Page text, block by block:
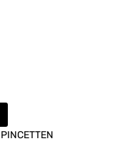
PINCETTEN